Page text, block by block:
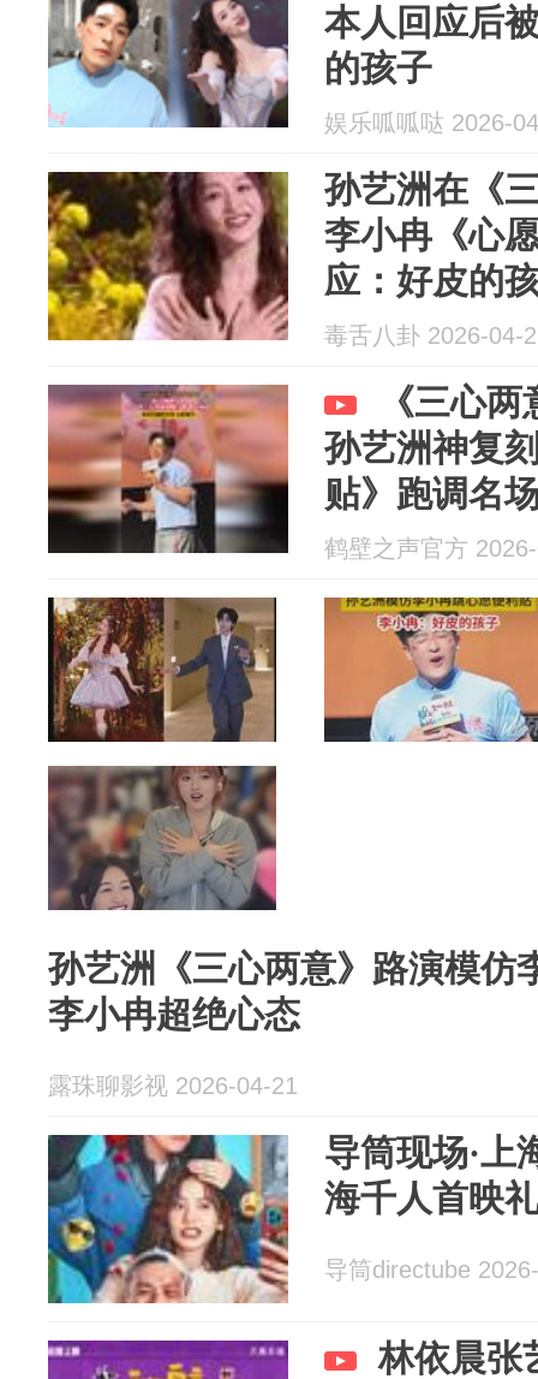
本人回应后
的孩子
娱乐呱呱哒 2026-
孙艺洲在《
李小冉《心
应：好皮的
毒舌八卦 2026-04-
《三心
孙艺洲神复
贴》跑调名
鹤壁之声官方
孙艺洲《三心两意》路演模仿
李小冉超绝心态
露珠聊影视 2026-04-21
导筒现场·上
海千人首映
导筒directube
林依晨张